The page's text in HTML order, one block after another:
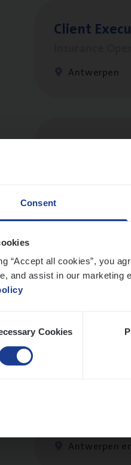
Consent
“Accept all cookies”, you
and assist in our marketing
Cookies
Client
Antwerpen
mans —
Mechelen
Insurance
Antwerpen